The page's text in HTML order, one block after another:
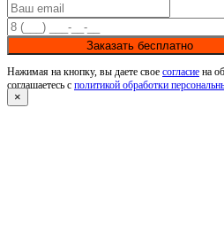
Заказать бесплатно
Нажимая на кнопку, вы даете свое согласие на
соглашаетесь с политикой обработки
×